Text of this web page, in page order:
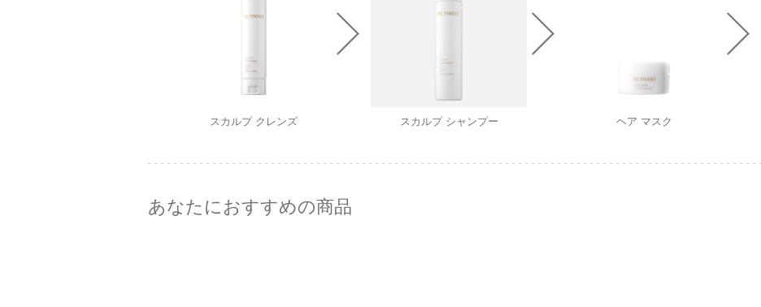
スカルプ クレンズ スカルプ シャンプー ヘア マスク
あなたにおすすめの商品